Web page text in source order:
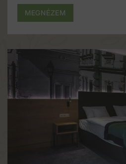
MEGNÉZEM